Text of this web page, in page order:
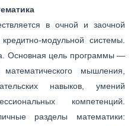
в очной и заочной
модульной системы.
Основная цель программы —
мышления,
навыков, умений
компетенций.
разделы математики: